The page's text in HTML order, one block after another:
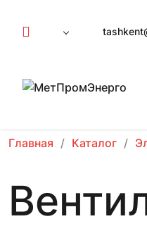
Главная Каталог